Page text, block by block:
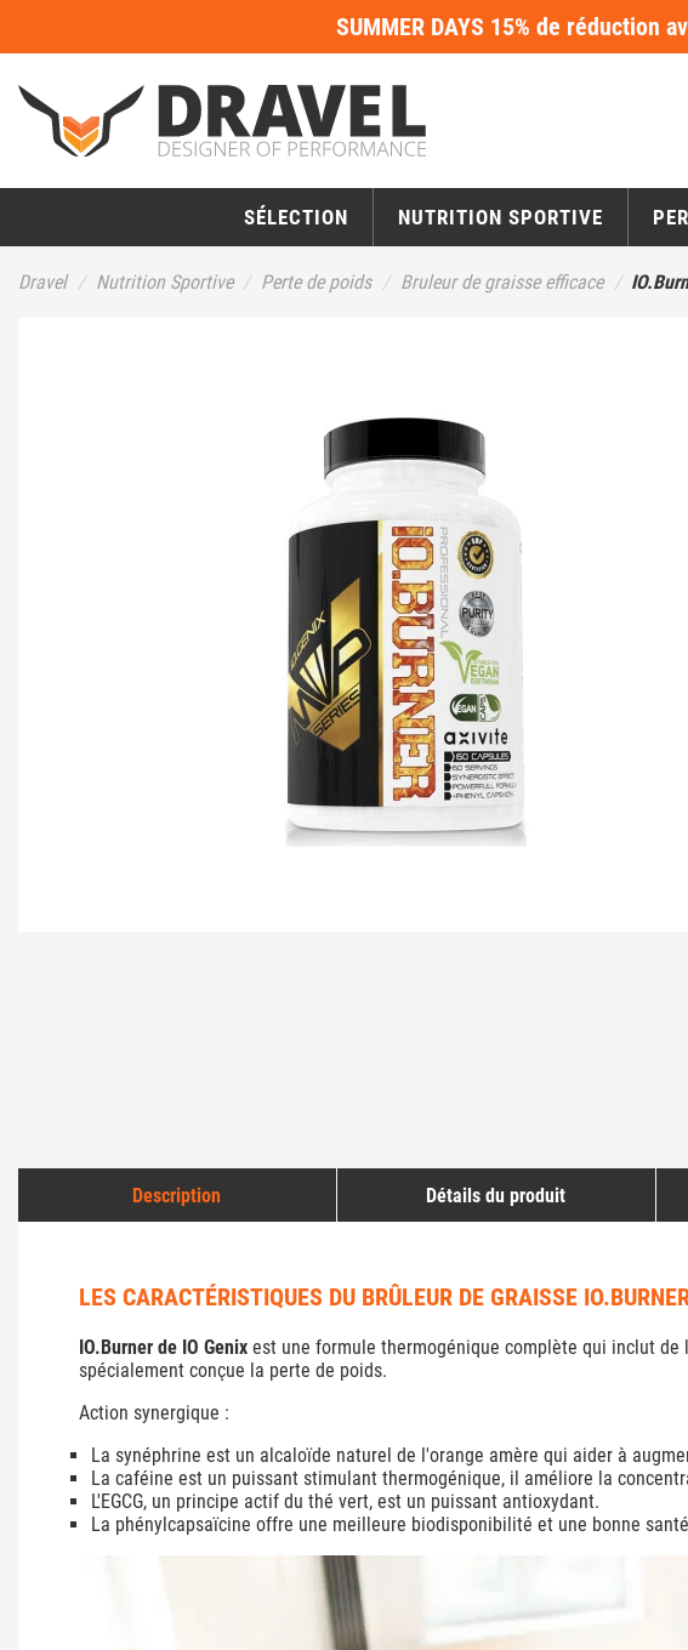
SUMMER DAYS 15% de réduction
SÉLECTION NUTRITION SPORTIVE
Dravel Nutrition Sportive Perte de poids Bruleur de graisse efficace
Description Détails du produit
LES CARACTÉRISTIQUES DU BRÛLEUR DE GRAISSE
IO.Burner de IO Genix est une formule thermogénique complète qui inclut
spécialement conçue la perte de poids.
Action synergique :
La synéphrine est un alcaloïde naturel de l'orange amère qui aider à
La caféine est un puissant stimulant thermogénique, il améliore la
L'EGCG, un principe actif du thé vert, est un puissant antioxydant.
La phénylcapsaïcine offre une meilleure biodisponibilité et une bonne